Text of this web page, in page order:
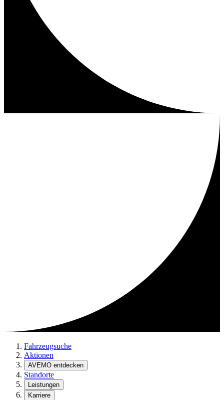
Fahrzeugsuche
Aktionen
AVEMO entdecken
Standorte
Leistungen
Karriere